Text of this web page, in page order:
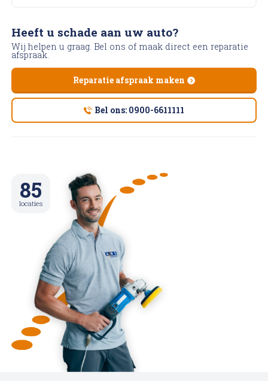
85
locaties
Heeft u schade aan uw auto?
Wij helpen u graag. Bel ons of maak direct een reparatie
afspraak.
Reparatie afspraak maken
Bel ons: 0900-6611111